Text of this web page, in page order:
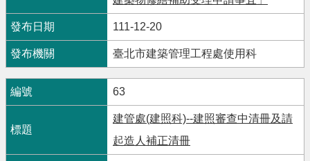
111-12-20
臺北市建築管理工程處使用科
63
建管處(建照科)--建照審查中清冊及請
起造人補正清冊